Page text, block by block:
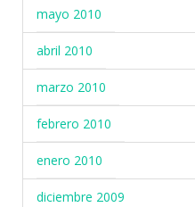
mayo 2010
abril 2010
marzo 2010
febrero 2010
enero 2010
diciembre 2009